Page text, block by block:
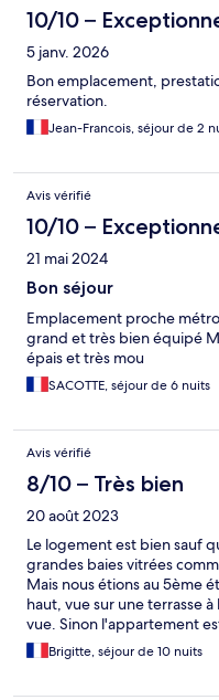
10/10 –
5 janv. 2026
Bon emplacement,
réservation.
Jean-Francois, séjour de 2
Avis vérifié
10/10 –
21 mai 2024
Bon séjour
Emplacement proche
grand et très bien équipé
épais et très mou
SACOTTE, séjour de 6 nuits
Avis vérifié
8/10 – Très bien
20 août 2023
Le logement est bien sauf
grandes baies vitrées
Mais nous étions au 5ème
haut, vue sur une terrasse
vue. Sinon l'appartement
confortables et la cuisine
l'appartement et nous
Brigitte, séjour de 10 nuits